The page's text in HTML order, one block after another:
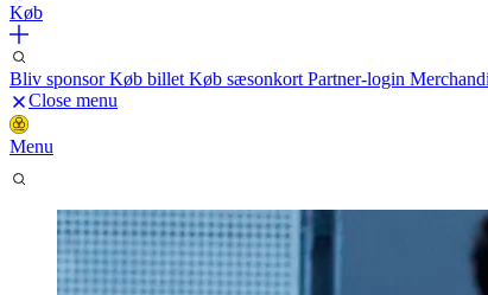
Køb
Bliv sponsorKøb billet Køb sæsonkort Partner-login
Close menu
Menu